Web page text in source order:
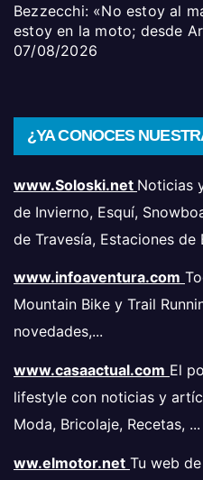
Bezzecchi: «No estoy al
estoy en la moto; desde
07/08/2026
¿YA CONOCES
www.Soloski.net Noticias
de Invierno, Esquí,
de Travesía, Estaciones de
www.infoaventura.com
Mountain Bike y Trail
novedades,...
www.casaactual.com El
lifestyle con noticias y
Moda, Bricolaje, Recetas, ...
ww.elmotor.net Tu web